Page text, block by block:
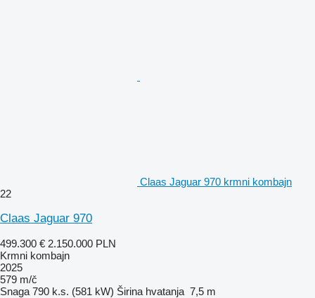
Claas Jaguar 970 krmni kombajn
22
Claas Jaguar 970
499.300 € 2.150.000 PLN
Krmni kombajn
2025
579 m/č
Snaga 790 k.s. (581 kW) Širina hvatanja 7,5 m